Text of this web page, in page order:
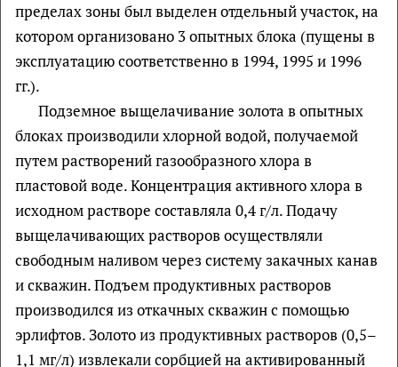
пределах зоны был выделен отдельный участок, на
котором организовано 3 опытных блока (пущены в
эксплуатацию соответственно в 1994, 1995 и 1996
гг.).
Подземное выщелачивание золота в опытных
блоках производили хлорной водой, получаемой
путем растворений газообразного хлора в
пластовой воде. Концентрация активного хлора в
исходном растворе составляла 0,4 г/л. Подачу
выщелачивающих растворов осуществляли
свободным наливом через систему закачных канав
и скважин. Подъем продуктивных растворов
производился из откачных скважин с помощью
эрлифтов. Золото из продуктивных растворов (0,5–
1,1 мг/л) извлекали сорбцией на активированный